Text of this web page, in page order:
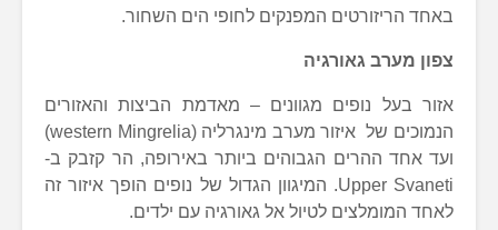
באחד הריזורטים המפנקים לחופי הים השחור.
צפון מערב גאורגיה
אזור בעל נופים מגוונים – מאדמת הביצות והאזורים
הנמוכים של איזור מערב מינגרליה (western Mingrelia)
ועד אחד ההרים הגבוהים ביותר באירופה, הר קזבק ב-
Upper Svaneti. המיגוון הגדול של נופים הופך איזור זה
לאחד המומלצים לטיול אל גאורגיה עם ילדים.